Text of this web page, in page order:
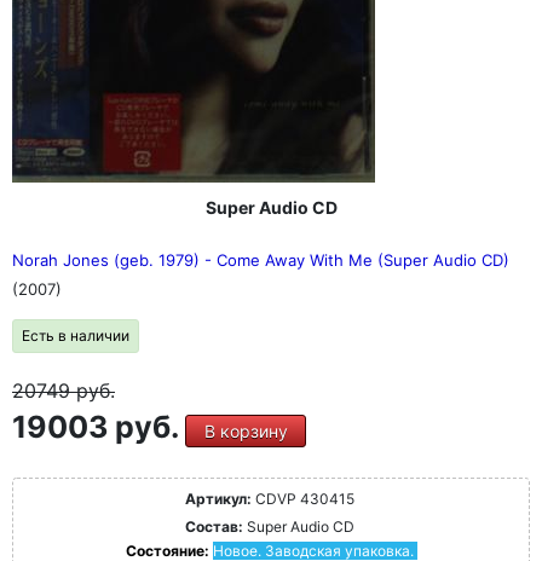
Super Audio CD
Norah Jones (geb. 1979) - Come Away With Me (Super Audio CD)
(2007)
Есть в наличии
20749руб.
19003 руб. В корзину
Артикул: CDVP 430415
Состав: Super Audio CD
Состояние: Новое. Заводская упаковка.